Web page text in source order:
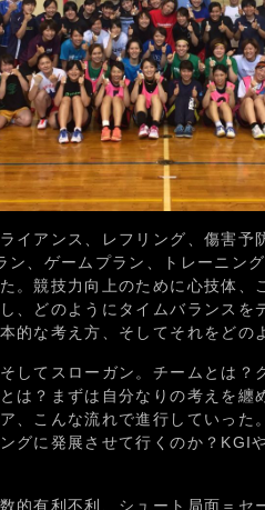
イアンス、レフリング、傷害予
ン、ゲームプラン、トレーニン
。競技力向上のために心技体、
、どのようにタイムバランスを
的な考え方、そしてそれをどの
してスローガン。チームとは？
は？まずは自分なりの考えを纏
、こんな流れで進行していった
グに発展させて行くのか？KGI
的有利不利、シュート局面＝セ